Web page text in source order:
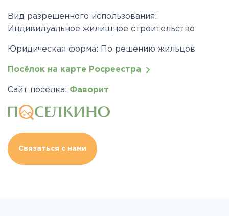
Вид разрешенного использования:
Индивидуальное жилищное строительство
Юридическая форма: По решению жильцов
Посёлок на карте Росреестра
Сайт поселка: Фаворит
Связаться с нами